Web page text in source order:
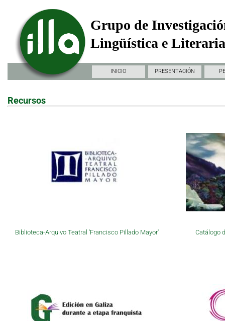
Grupo de
Lingüística e
INICIO PRESENTACIÓN
Recursos
Biblioteca-Arquivo Teatral 'Francisco Pillado Mayor' Catálogo